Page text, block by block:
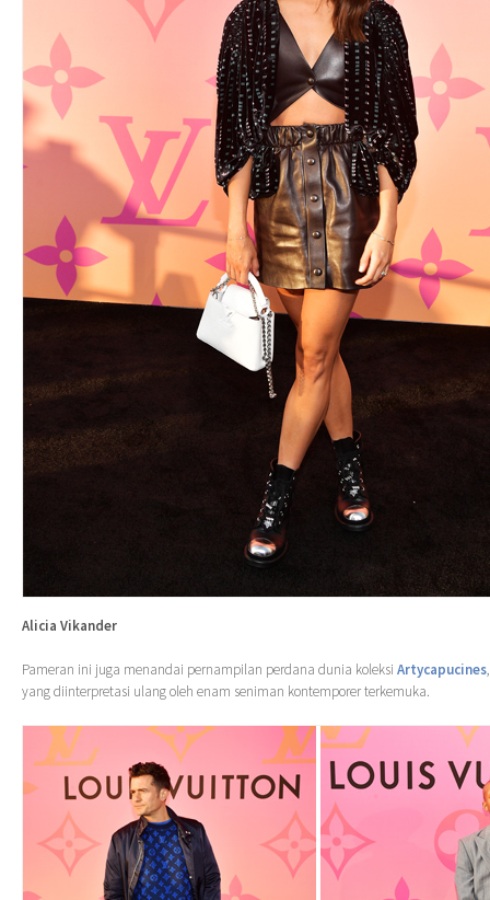
Alicia Vikander
Pameran ini juga menandai pernampilan perdana dunia koleksi Artycapucines
yang diinterpretasi ulang oleh enam seniman kontemporer terkemuka.